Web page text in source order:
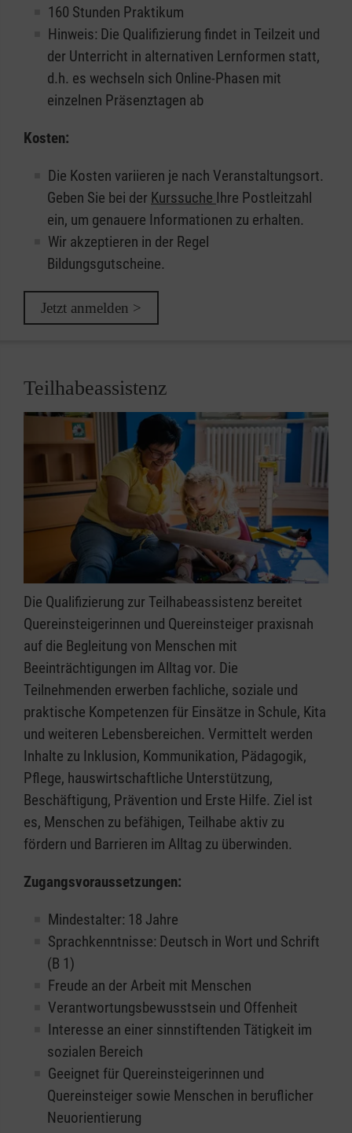
160 Stunden Praktikum
Hinweis: Die Qualifizierung findet in Teilzeit und
der Unterricht in alternativen Lernformen statt,
d.h. es wechseln sich Online-Phasen mit
einzelnen Präsenztagen ab
Kosten:
Die Kosten variieren je nach Veranstaltungsort.
Geben Sie bei der Kurssuche Ihre Postleitzahl
ein, um genauere Informationen zu erhalten.
Wir akzeptieren in der Regel
Bildungsgutscheine.
Jetzt anmelden >
Teilhabeassistenz
Die Qualifizierung zur Teilhabeassistenz bereitet
Quereinsteigerinnen und Quereinsteiger praxisnah
auf die Begleitung von Menschen mit
Beeinträchtigungen im Alltag vor. Die
Teilnehmenden erwerben fachliche, soziale und
praktische Kompetenzen für Einsätze in Schule, Kita
und weiteren Lebensbereichen. Vermittelt werden
Inhalte zu Inklusion, Kommunikation, Pädagogik,
Pflege, hauswirtschaftliche Unterstützung,
Beschäftigung, Prävention und Erste Hilfe. Ziel ist
es, Menschen zu befähigen, Teilhabe aktiv zu
fördern und Barrieren im Alltag zu überwinden.
Zugangsvoraussetzungen:
Mindestalter: 18 Jahre
Sprachkenntnisse: Deutsch in Wort und Schrift
(B 1)
Freude an der Arbeit mit Menschen
Verantwortungsbewusstsein und Offenheit
Interesse an einer sinnstiftenden Tätigkeit im
sozialen Bereich
Geeignet für Quereinsteigerinnen und
Quereinsteiger sowie Menschen in beruflicher
Neuorientierung